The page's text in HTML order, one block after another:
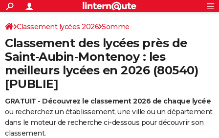
ACTUALITÉS
Politique
Société
Faits Divers
Education
Monde
Villes
+
SPORT
Coupe du monde 2026
Football
Tennis
Cyclisme
Rugby
Forum
CULTURE
Programme TV
TNT
Streaming
Cinéma
Sorties cinéma
Musique
+
FINANCE
Retraite
Impôts
Epargne
Immobilier
Risques naturels par ville
Banque
Assurance
Crédit
AUTO
Réserver un essai
Citadines
Berlines
Forum auto
HIGH-TECH
BRICOLAGE
S'inscrire
Connexion
Classement lycées 2026 Somme
Classement des lycées près de
Saint-Aubin-Montenoy : les
meilleurs lycées en 2026 (80540)
[PUBLIE]
GRATUIT - Découvrez le classement 2026 de chaque lycée
ou recherchez un établissement, une ville ou un département
dans le moteur de recherche ci-dessous pour découvrir son
classement.